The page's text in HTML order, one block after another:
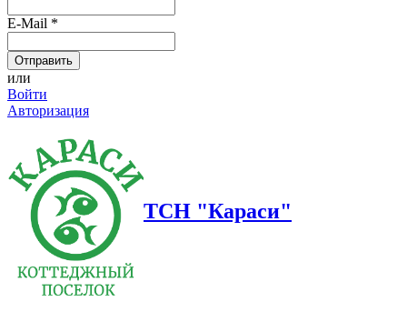
E-Mail *
или
Войти
Авторизация
ТСН "Караси"